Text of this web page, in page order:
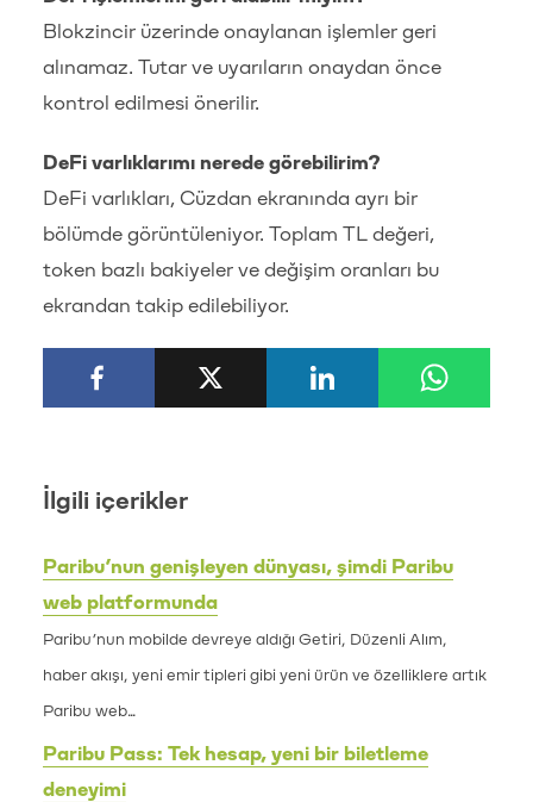
Blokzincir üzerinde onaylanan işlemler geri
alınamaz. Tutar ve uyarıların onaydan önce
kontrol edilmesi önerilir.
DeFi varlıklarımı nerede görebilirim?
DeFi varlıkları, Cüzdan ekranında ayrı bir
bölümde görüntüleniyor. Toplam TL değeri,
token bazlı bakiyeler ve değişim oranları bu
ekrandan takip edilebiliyor.
İlgili içerikler
Paribu’nun genişleyen dünyası, şimdi Paribu
web platformunda
Paribu’nun mobilde devreye aldığı Getiri, Düzenli Alım,
haber akışı, yeni emir tipleri gibi yeni ürün ve özelliklere artık
Paribu web...
Paribu Pass: Tek hesap, yeni bir biletleme
deneyimi